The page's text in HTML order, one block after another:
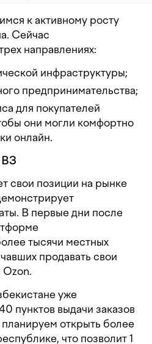
к активному росту
Сейчас
направлениях:
инфраструктуры;
предпринимательства;
для покупателей
они могли комфортно
онлайн.
свои позиции на рынке
В первые дни после
тысячи местных
продавать свои
Ozon.
уже
пунктов выдачи заказов
открыть более
что позволит 1